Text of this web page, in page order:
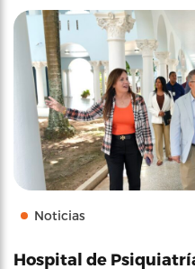
Noticias
Hospital de